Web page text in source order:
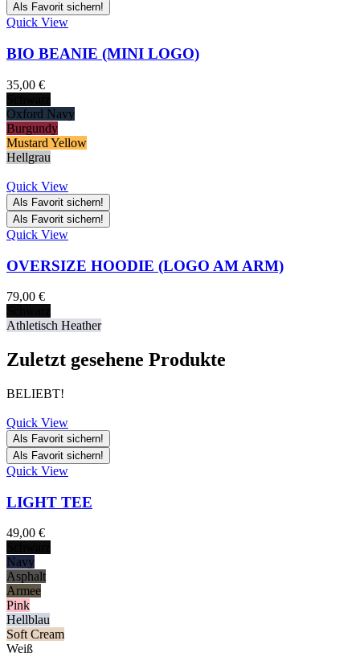
Als Favorit sichern!
Quick View
BIO BEANIE (MINI LOGO)
35,00 €
Oxford Navy
Burgundy
Mustard Yellow
Hellgrau
Quick View
Als Favorit sichern!
Als Favorit sichern!
Quick View
OVERSIZE HOODIE (LOGO AM ARM)
79,00 €
Athletisch Heather
Zuletzt gesehene Produkte
BELIEBT!
Quick View
Als Favorit sichern!
Als Favorit sichern!
Quick View
LIGHT TEE
49,00 €
Navy
Asphalt
Armee
Pink
Hellblau
Soft Cream
Weiß